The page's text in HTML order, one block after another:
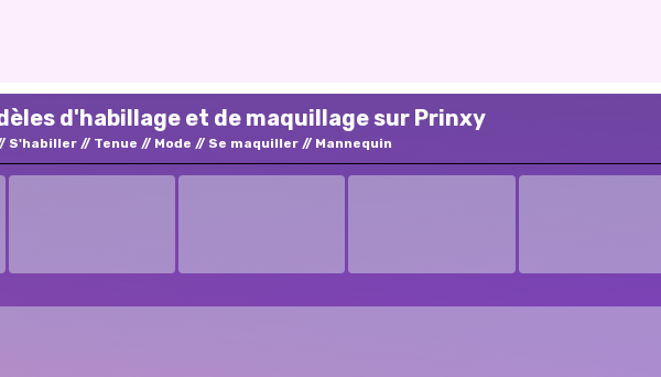
d'habillage et de maquillage sur Prinxy
S'habiller Tenue Mode Se maquiller Mannequin